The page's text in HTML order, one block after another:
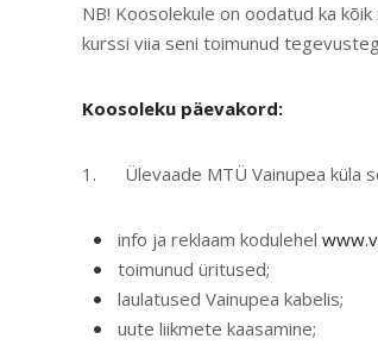
NB! Koosolekule on oodatud ka
kurssi viia seni toimunud
Koosoleku päevakord:
1. Ülevaade MTÜ Vainupea küla
info ja reklaam kodulehel
toimunud üritused;
laulatused Vainupea kabelis;
uute liikmete kaasamine;